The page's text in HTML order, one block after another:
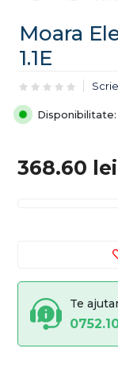
Moara
1.1E
Disponibilitate:
368.60 lei
Te